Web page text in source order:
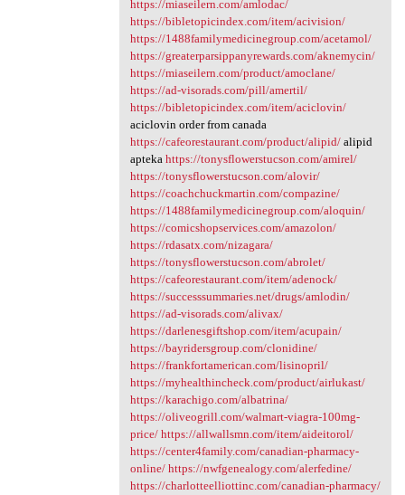
https://miaseilern.com/amlodac/
https://bibletopicindex.com/item/acivision/
https://1488familymedicinegroup.com/acetamol/
https://greaterparsippanyrewards.com/aknemycin/
https://miaseilern.com/product/amoclane/
https://ad-visorads.com/pill/amertil/
https://bibletopicindex.com/item/aciclovin/
aciclovin order from canada
https://cafeorestaurant.com/product/alipid/alipid
apteka https://tonysflowerstucson.com/amirel/
https://tonysflowerstucson.com/alovir/
https://coachchuckmartin.com/compazine/
https://1488familymedicinegroup.com/aloquin/
https://comicshopservices.com/amazolon/
https://rdasatx.com/nizagara/
https://tonysflowerstucson.com/abrolet/
https://cafeorestaurant.com/item/adenock/
https://successsummaries.net/drugs/amlodin/
https://ad-visorads.com/alivax/
https://darlenesgiftshop.com/item/acupain/
https://bayridersgroup.com/clonidine/
https://frankfortamerican.com/lisinopril/
https://myhealthincheck.com/product/airlukast/
https://karachigo.com/albatrina/
https://oliveogrill.com/walmart-viagra-100mg-
price/ https://allwallsmn.com/item/aideitorol/
https://center4family.com/canadian-pharmacy-
online/ https://nwfgenealogy.com/alerfedine/
https://charlotteelliottinc.com/canadian-pharmacy/